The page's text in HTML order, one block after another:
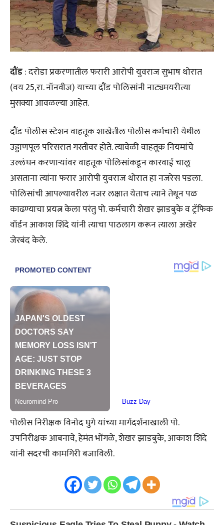
दौंड: दरोडा प्रकरणातील फरारी आरोपी युवराज सुभाष थोरात
(वय 25,रा. नॉनवीज) याच्या दौंड पोलिसांनी नाट्यमयरीत्या
मुसक्या आवळल्या आहेत.
दौंड पोलीस स्टेशन वाहतूक शाखेतील पोलीस कर्मचारी येथील
उड्डाणपूल परिसरात गस्तीवर होते. त्यावेळी वाहतूक नियमांचे
उल्लंघन करणाऱ्यांवर वाहतूक पोलिसांकडून कारवाई चालू
असताना त्यांना फरार आरोपी युवराज थोरात हा नजरेस पडला.
पोलिसांची आपल्यावरील नजर लक्षात येताच त्याने तेथून पळ
काढण्याचा प्रयत्न केला परंतु पो. कर्मचारी शेखर झाडबुके व ट्रॅफिक
वॉर्डन आकाश शिंदे यांनी त्याचा पाठलाग करून त्याला अखेर
जेरबंद केले.
पोलीस निरीक्षक विनोद घुगे यांच्या मार्गदर्शनाखाली पो.
उपनिरीक्षक आबनावे, हेमंत भोंगळे, शेखर झाडबुके, आकाश शिंदे
यांनी सदरची कामगिरी बजाविली.